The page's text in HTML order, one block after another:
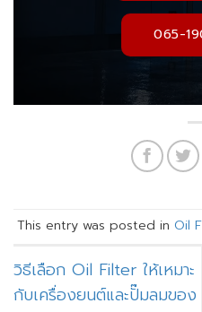
065-
This entry was posted in Oil
วิธีเลือก Oil Filter ให้เหมาะ
กับเครื่องยนต์และปั๊มลมของ